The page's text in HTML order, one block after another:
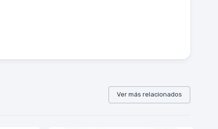
Ver más relacionados